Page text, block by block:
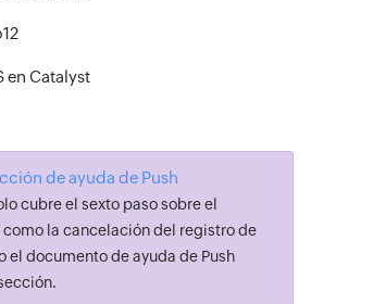
en Catalyst
de ayuda de Push
cubre el sexto paso sobre el
la cancelación del registro de
el documento de ayuda de Push